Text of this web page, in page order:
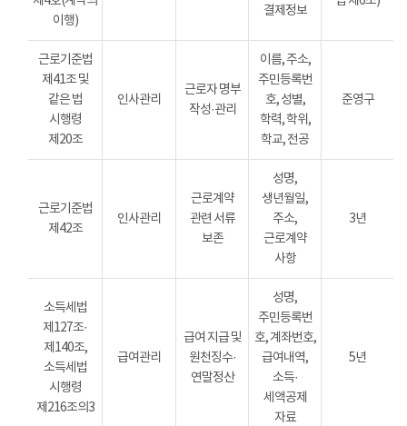
이행)
결제정보
근로기준법
제41조 및
같은 법
시행령
제20조
인사관리
근로자 명부
작성·관리
이름, 주소,
주민등록번
호, 성별,
학력, 학위,
학교, 전공
준영구
근로기준법
제42조
인사관리
근로계약
관련 서류
보존
성명,
생년월일,
주소,
근로계약
사항
3년
소득세법
제127조·
제140조,
소득세법
시행령
제216조의3
급여관리
급여 지급 및
원천징수·
연말정산
성명,
주민등록번
호, 계좌번호,
급여내역,
소득·
세액공제
자료
5년